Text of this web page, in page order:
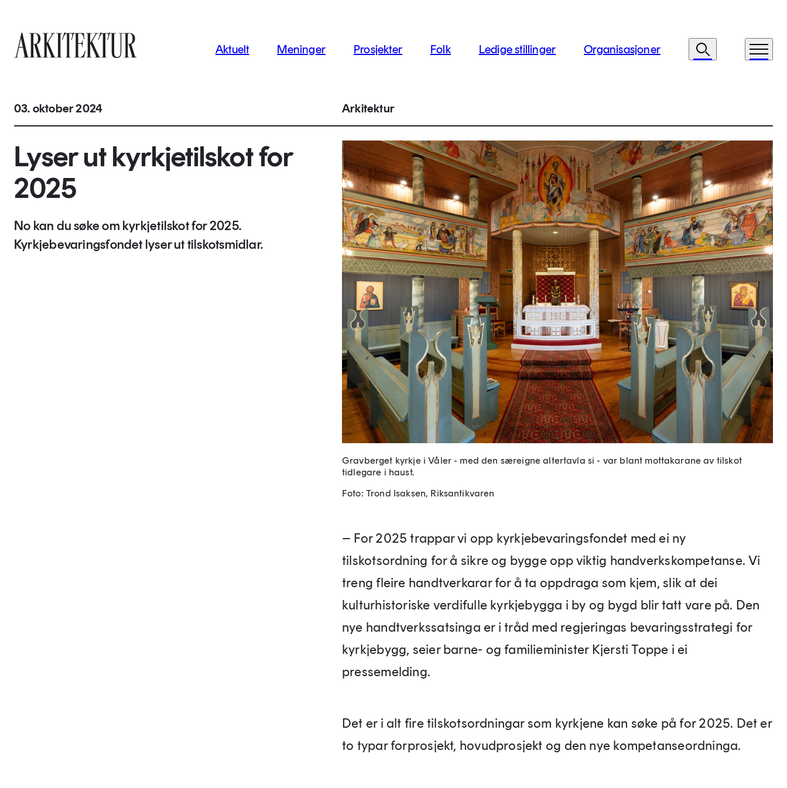
Aktuelt Meninger Prosjekter Folk Ledige stillinger Organisasjoner Søk Meny
03. oktober 2024 Arkitektur
Lyser ut kyrkjetilskot for
2025
No kan du søke om kyrkjetilskot for 2025.
Kyrkjebevaringsfondet lyser ut tilskotsmidlar.
Gravberget kyrkje i Våler - med den særeigne altertavla si - var blant mottakarane av tilskot
tidlegare i haust.
Foto: Trond Isaksen, Riksantikvaren
– For 2025 trappar vi opp kyrkjebevaringsfondet med ei ny
tilskotsordning for å sikre og bygge opp viktig handverkskompetanse. Vi
treng fleire handtverkarar for å ta oppdraga som kjem, slik at dei
kulturhistoriske verdifulle kyrkjebygga i by og bygd blir tatt vare på. Den
nye handtverkssatsinga er i tråd med regjeringas bevaringsstrategi for
kyrkjebygg, seier barne- og familieminister Kjersti Toppe i ei
pressemelding.
Det er i alt fire tilskotsordningar som kyrkjene kan søke på for 2025. Det er
to typar forprosjekt, hovudprosjekt og den nye kompetanseordninga.